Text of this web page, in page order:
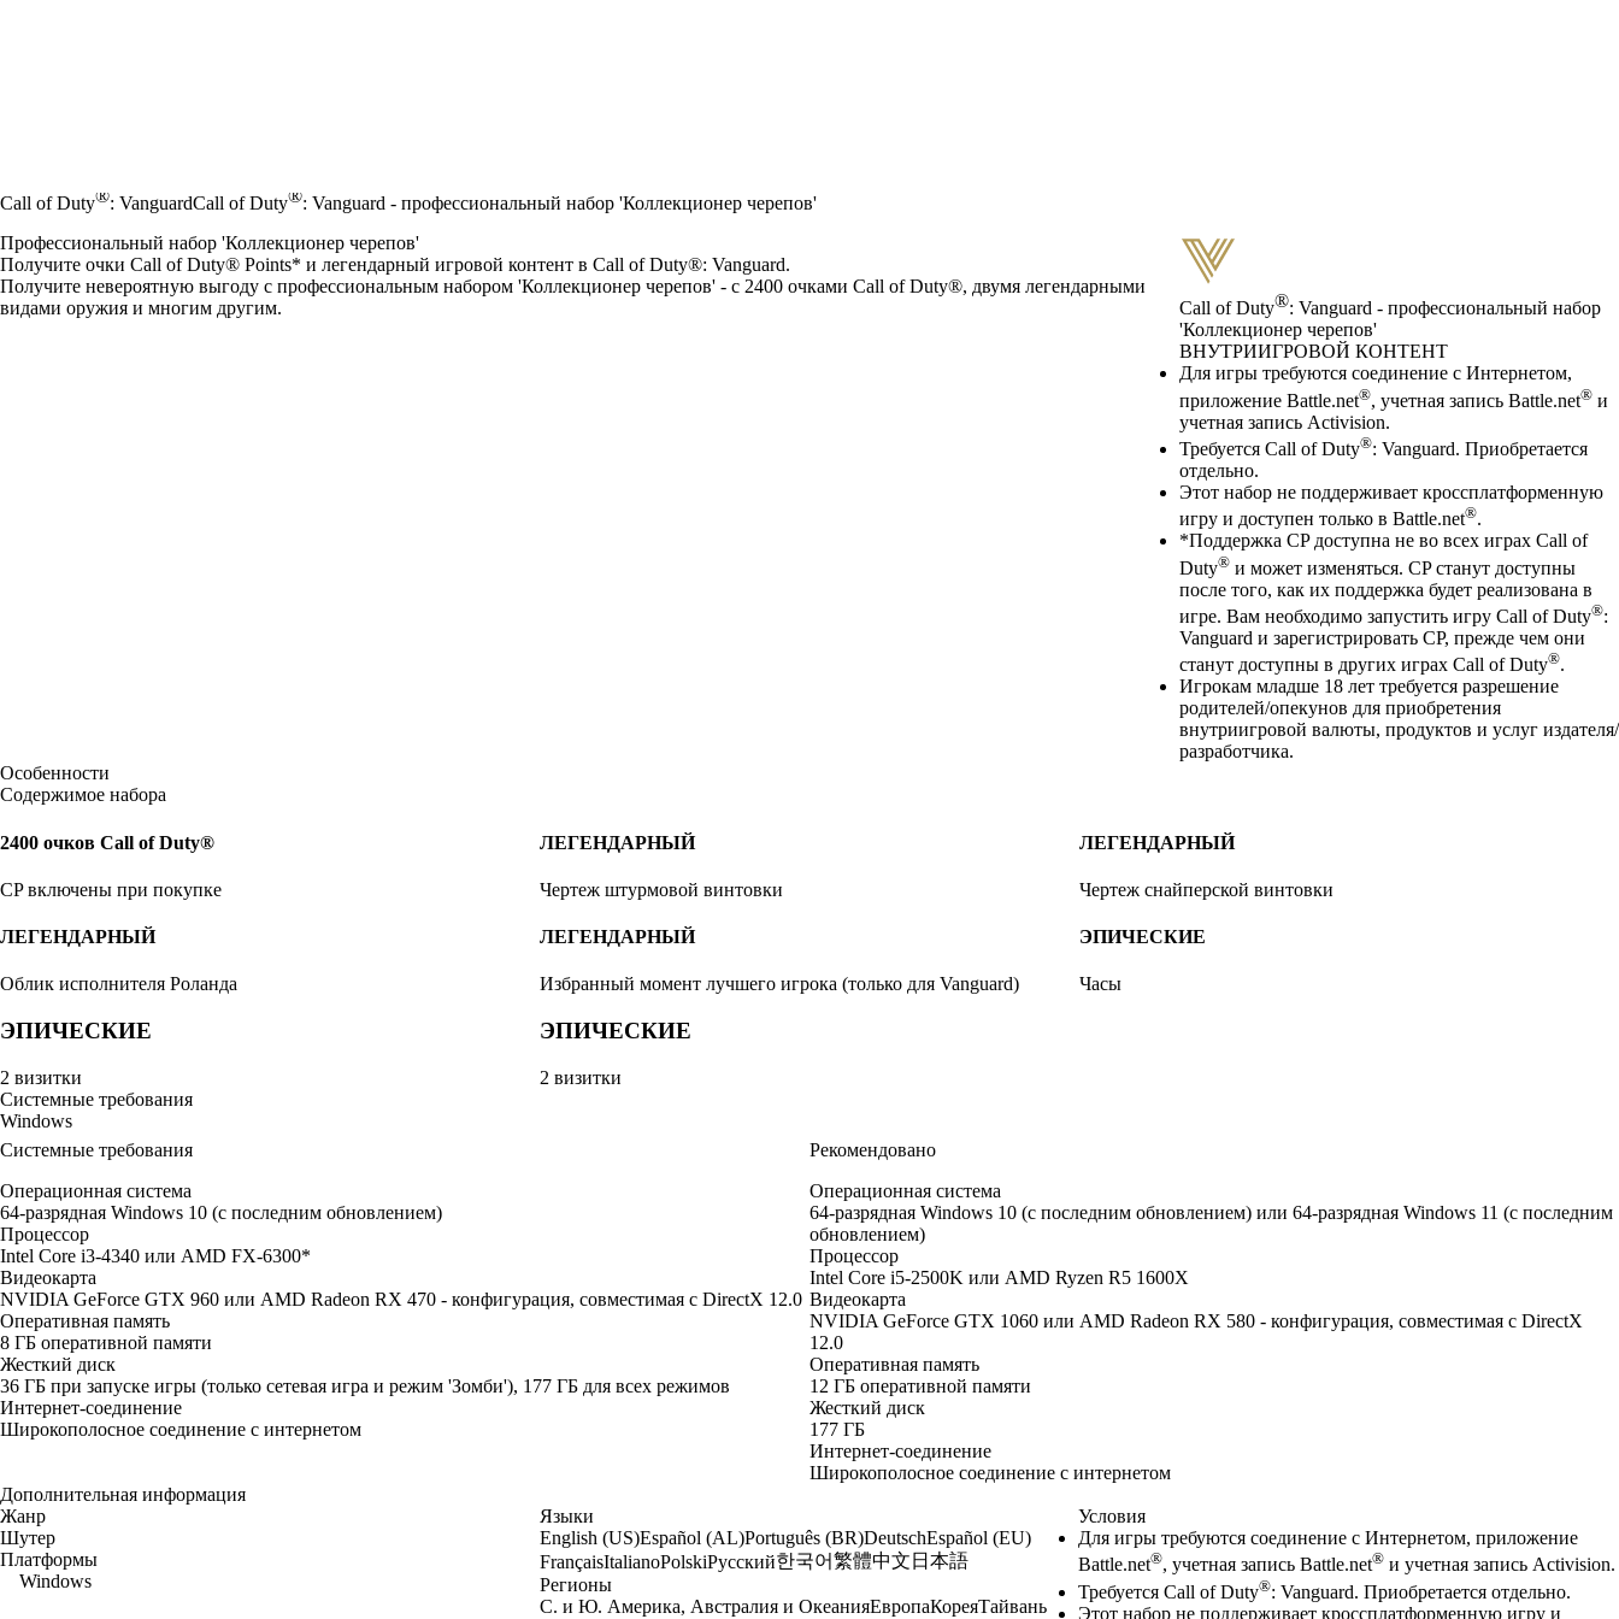
Call of Duty®: VanguardCall of Duty®: Vanguard - профессиональный набор 'Коллекционер черепов'
Call of Duty®: Vanguard - профессиональный набор
'Коллекционер черепов'
ВНУТРИИГРОВОЙ КОНТЕНТ
Цена
Available actions
Для игры требуются соединение с Интернетом,
приложение Battle.net®, учетная запись Battle.net® и
учетная запись Activision.
Требуется Call of Duty®: Vanguard. Приобретается
отдельно.
Этот набор не поддерживает кроссплатформенную
игру и доступен только в Battle.net®.
*Поддержка CP доступна не во всех играх Call of
Duty® и может изменяться. CP станут доступны
после того, как их поддержка будет реализована в
игре. Вам необходимо запустить игру Call of Duty®:
Vanguard и зарегистрировать CP, прежде чем они
станут доступны в других играх Call of Duty®.
Игрокам младше 18 лет требуется разрешение
родителей/опекунов для приобретения
внутриигровой валюты, продуктов и услуг издателя/
разработчика.
Профессиональный набор 'Коллекционер черепов'
Получите очки Call of Duty® Points* и легендарный игровой контент в Call of Duty®: Vanguard.
Получите невероятную выгоду с профессиональным набором 'Коллекционер черепов' - с 2400 очками Call of Duty®, двумя легендарными
видами оружия и многим другим.
Особенности
Содержимое набора
2400 очков Call of Duty®
CP включены при покупке
ЛЕГЕНДАРНЫЙ
Чертеж штурмовой винтовки
ЛЕГЕНДАРНЫЙ
Чертеж снайперской винтовки
ЛЕГЕНДАРНЫЙ
Облик исполнителя Роланда
ЛЕГЕНДАРНЫЙ
Избранный момент лучшего игрока (только для Vanguard)
ЭПИЧЕСКИЕ
Часы
ЭПИЧЕСКИЕ
2 визитки
ЭПИЧЕСКИЕ
2 визитки
Системные требования
Windows
Системные требования
Операционная система
64-разрядная Windows 10 (с последним обновлением)
Процессор
Intel Core i3-4340 или AMD FX-6300*
Видеокарта
NVIDIA GeForce GTX 960 или AMD Radeon RX 470 - конфигурация, совместимая с DirectX 12.0
Оперативная память
8 ГБ оперативной памяти
Жесткий диск
36 ГБ при запуске игры (только сетевая игра и режим 'Зомби'), 177 ГБ для всех режимов
Интернет-соединение
Широкополосное соединение с интернетом
Рекомендовано
Операционная система
64-разрядная Windows 10 (с последним обновлением) или 64-разрядная Windows 11 (с последним
обновлением)
Процессор
Intel Core i5-2500K или AMD Ryzen R5 1600X
Видеокарта
NVIDIA GeForce GTX 1060 или AMD Radeon RX 580 - конфигурация, совместимая с DirectX
12.0
Оперативная память
12 ГБ оперативной памяти
Жесткий диск
177 ГБ
Интернет-соединение
Широкополосное соединение с интернетом
Дополнительная информация
Жанр
Шутер
Платформы
Windows
Языки
English (US)Español (AL)Português (BR)DeutschEspañol (EU)
FrançaisItalianoPolskiРусский한국어繁體中文 日本語
Регионы
С. и Ю. Америка, Австралия и ОкеанияЕвропаКореяТайвань
Условия
Для игры требуются соединение с Интернетом, приложение
Battle.net®, учетная запись Battle.net® и учетная запись Activision.
Требуется Call of Duty®: Vanguard. Приобретается отдельно.
Этот набор не поддерживает кроссплатформенную игру и